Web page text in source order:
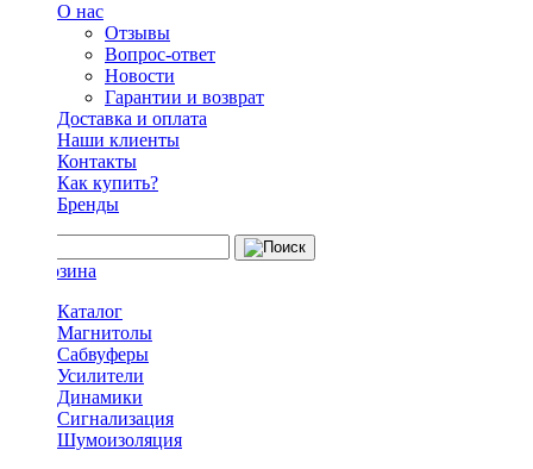
О нас
Отзывы
Вопрос-ответ
Новости
Гарантии и возврат
Доставка и оплата
Наши клиенты
Контакты
Как купить?
Бренды
Каталог
Магнитолы
Сабвуферы
Усилители
Динамики
Сигнализация
Шумоизоляция